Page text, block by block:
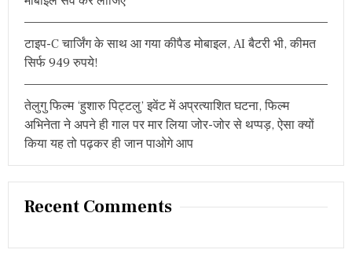
टाइप-C चार्जिंग के साथ आ गया कीपैड मोबाइल, AI बैटरी भी, कीमत
सिर्फ 949 रुपये!
तेलुगु फिल्म ‘हुशारु पिट्टलु’ इवेंट में अप्रत्याशित घटना, फिल्म
अभिनेता ने अपने ही गाल पर मार लिया जोर-जोर से थप्पड़, ऐसा क्यों
किया यह तो पढ़कर ही जान पाओगे आप
Recent Comments